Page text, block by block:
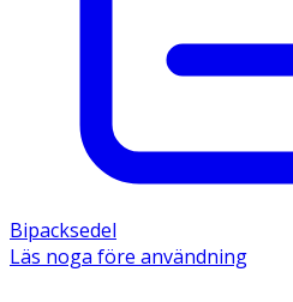
Bipacksedel
Läs noga före användning